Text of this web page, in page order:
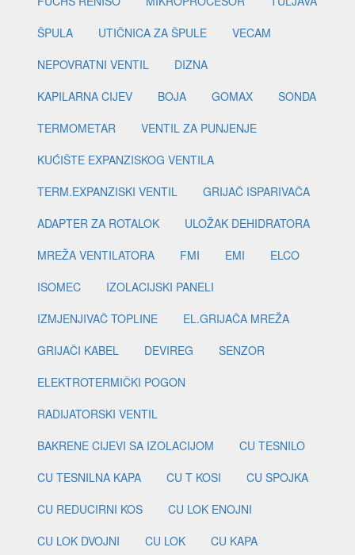
ŠPULA
UTIČNICA ZA ŠPULE
VECAM
NEPOVRATNI VENTIL
DIZNA
KAPILARNA CIJEV
BOJA GOMAX
SONDA
TERMOMETAR
VENTIL ZA PUNJENJE
KUĆIŠTE EXPANZISKOG VENTILA
TERM.EXPANZISKI VENTIL
GRIJAČ ISPARIVAČA
ADAPTER ZA ROTALOK
ULOŽAK DEHIDRATORA
MREŽA VENTILATORA
FMI EMI
ELCO
ISOMEC
IZOLACIJSKI PANELI
IZMJENJIVAČ TOPLINE
EL.GRIJAČA MREŽA
GRIJAČI KABEL
DEVIREG
SENZOR
ELEKTROTERMIČKI POGON
RADIJATORSKI VENTIL
BAKRENE CIJEVI SA IZOLACIJOM
CU TESNILO
CU TESNILNA KAPA
CU T KOSI
CU SPOJKA
CU REDUCIRNI KOS
CU LOK ENOJNI
CU LOK DVOJNI
CU LOK
CU KAPA